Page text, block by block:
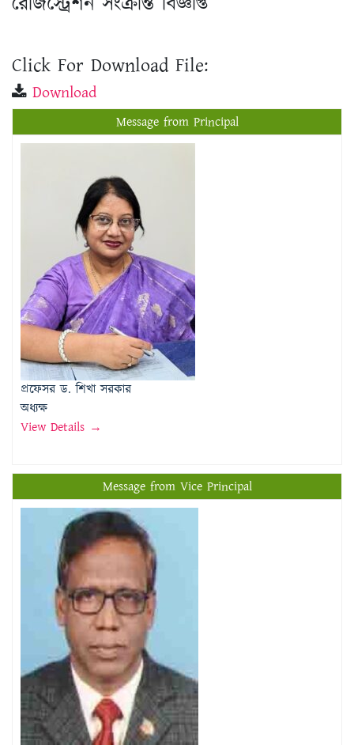
Click For Download File:
Message from Principal
প্রফেসর ড. শিখা সরকার
অধ্যক্ষ
View Details →
প্রফেসর মোঃ মতিউর রহমান
উপাধ্যক্ষ
View Details →